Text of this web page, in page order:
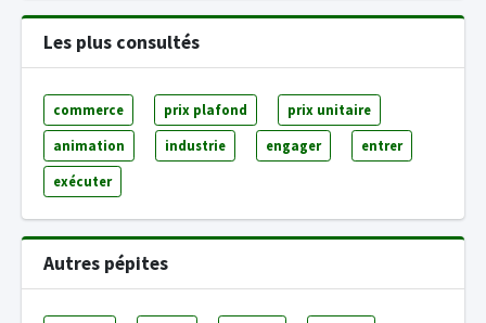
Les plus consultés
commerce prix plafond prix unitaire
animation industrie engager entrer
exécuter
Autres pépites